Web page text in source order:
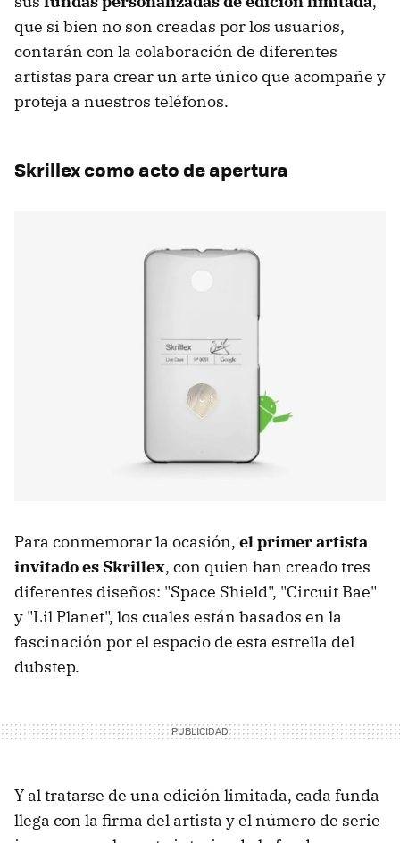
que si bien no son creadas por los usuarios,
contarán con la colaboración de diferentes
artistas para crear un arte único que acompañe y
proteja a nuestros teléfonos.
Skrillex como acto de apertura
Para conmemorar la ocasión, el primer artista
invitado es Skrillex, con quien han creado tres
diferentes diseños: "Space Shield", "Circuit Bae"
y "Lil Planet", los cuales están basados en la
fascinación por el espacio de esta estrella del
dubstep.
Y al tratarse de una edición limitada, cada funda
llega con la firma del artista y el número de serie